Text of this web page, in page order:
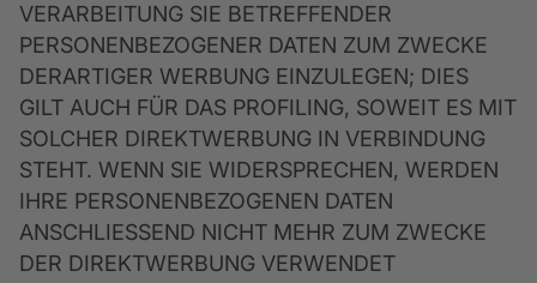
VERARBEITUNG SIE BETREFFENDER
PERSONENBEZOGENER DATEN ZUM ZWECKE
DERARTIGER WERBUNG EINZULEGEN; DIES
GILT AUCH FÜR DAS PROFILING, SOWEIT ES MIT
SOLCHER DIREKTWERBUNG IN VERBINDUNG
STEHT. WENN SIE WIDERSPRECHEN, WERDEN
IHRE PERSONENBEZOGENEN DATEN
ANSCHLIESSEND NICHT MEHR ZUM ZWECKE
DER DIREKTWERBUNG VERWENDET